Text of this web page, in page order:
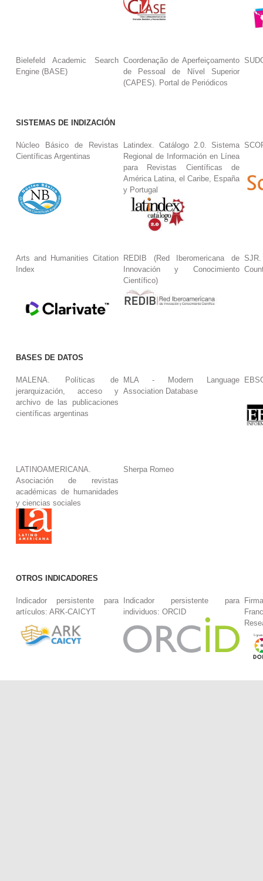
Bielefeld Academic Search
Engine (BASE)
Coordenação de Aperfeiçoamento
de Pessoal de Nível Superior
(CAPES). Portal de Periódicos
SISTEMAS DE INDIZACIÓN
Núcleo Básico de Revistas
Científicas Argentinas
Latindex. Catálogo 2.0. Sistema
Regional de Información en Línea
para Revistas Científicas de
América Latina, el Caribe, España
y Portugal
Arts and Humanities Citation
Index
REDIB (Red Iberomericana de
Innovación y Conocimiento
Científico)
BASES DE DATOS
MALENA. Políticas de
jerarquización, acceso y
archivo de las publicaciones
científicas argentinas
MLA - Modern Language
Association Database
LATINOAMERICANA.
Asociación de revistas
académicas de humanidades
y ciencias sociales
Sherpa Romeo
OTROS INDICADORES
Indicador persistente para
artículos: ARK-CAICYT
Indicador persistente para
individuos: ORCID